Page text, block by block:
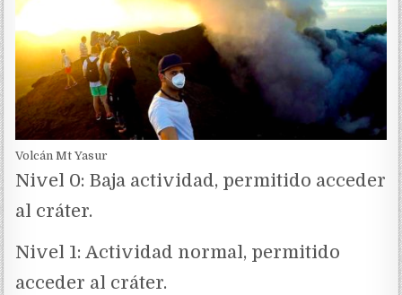
Volcán Mt Yasur
Nivel 0: Baja actividad, permitido acceder
al cráter.
Nivel 1: Actividad normal, permitido
acceder al cráter.